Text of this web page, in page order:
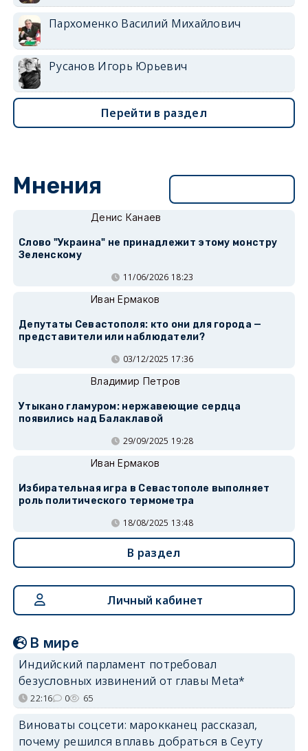
Пархоменко Василий Михайлович
Русанов Игорь Юрьевич
Перейти в раздел
Мнения
Денис Канаев
Слово "Украина" не принадлежит этому монстру
Зеленскому
11/06/2026 18:23
Иван Ермаков
Депутаты Севастополя: кто они для города —
представители или наблюдатели?
03/12/2025 17:36
Владимир Петров
Утыкано гламуром: нержавеющие сердца
появились над Балаклавой
29/09/2025 19:28
Иван Ермаков
Избирательная игра в Севастополе выполняет
роль политического термометра
18/08/2025 13:48
В раздел
Личный кабинет
В мире
Индийский парламент потребовал
безусловных извинений от главы Meta*
22:16 0 65
Виноваты соцсети: марокканец рассказал,
почему решился вплавь добраться в Сеуту